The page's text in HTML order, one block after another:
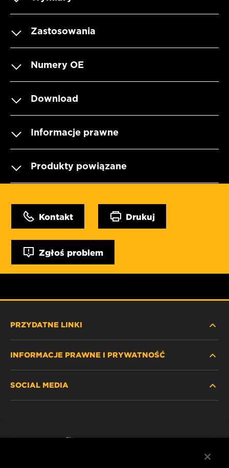
Zastosowania
Numery OE
Download
Informacje prawne
Produkty powiązane
Kontakt Drukuj
Zgłoś problem
PRZYDATNE LINKI
GDZIE KUPIĆ
INFORMACJE PRAWNE I PRYWATNOŚĆ
SOCIAL MEDIA